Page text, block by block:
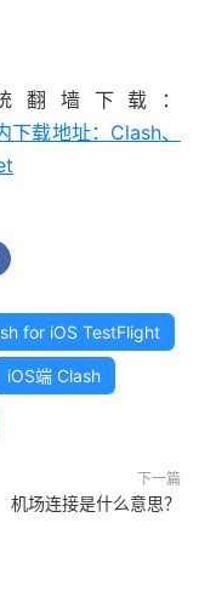
翻墙下载：
载地址：Clash、
for iOS TestFlight
iOS端 Clash
下一篇
机场连接是什么意思？